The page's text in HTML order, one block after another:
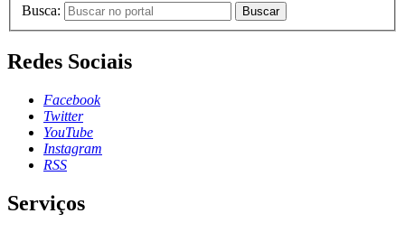
Busca: Buscar
Redes Sociais
Facebook
Twitter
YouTube
Instagram
RSS
Serviços